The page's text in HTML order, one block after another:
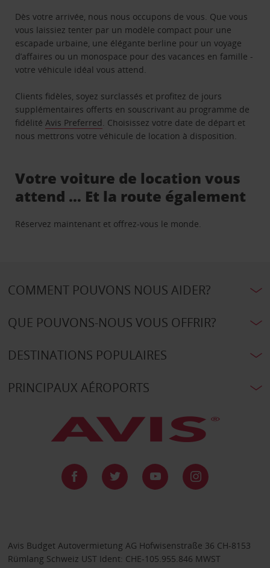
Dès votre arrivée, nous nous occupons de vous. Que vous
vous laissiez tenter par un modèle compact pour une
escapade urbaine, une élégante berline pour un voyage
d’affaires ou un monospace pour des vacances en famille -
votre véhicule idéal vous attend.
Clients fidèles, soyez surclassés et profitez de jours
supplémentaires offerts en souscrivant au programme de
fidélitéAvis Preferred. Choisissez votre date de départ et
nous mettrons votre véhicule de location à disposition.
Votre voiture de location vous
attend … Et la route également
Réservez maintenant et offrez-vous le monde.
COMMENT POUVONS NOUS AIDER?
QUE POUVONS-NOUS VOUS OFFRIR?
DESTINATIONS POPULAIRES
PRINCIPAUX AÉROPORTS
Avis Budget Autovermietung AG Hofwisenstraße 36 CH-8153
Rümlang Schweiz UST Ident: CHE-105.955.846 MWST